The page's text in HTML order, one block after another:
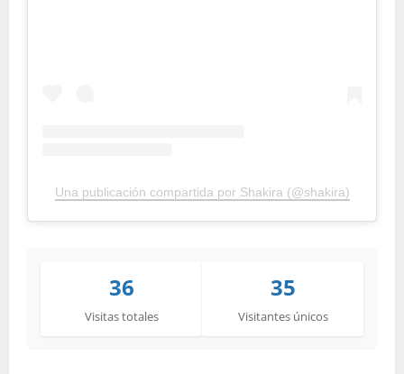
Una publicación compartida por Shakira (@shakira)
36
Visitas totales
35
Visitantes únicos